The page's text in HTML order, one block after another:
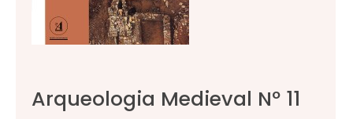
Arqueologia Medieval Nº 11